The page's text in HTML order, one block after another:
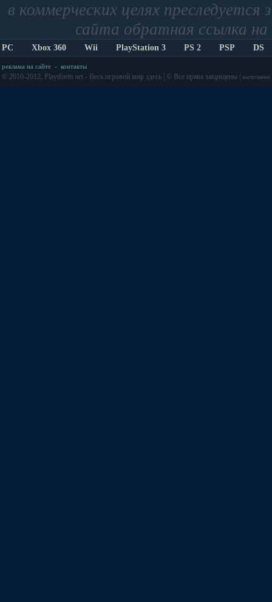
в коммерческих целях
сайта обратная ссылка
PC Xbox 360 Wii PlayStation 3 PS 2 PSP DS
реклама на сайте - контакты
© 2010-2012, Playtform.net - Весь игровой мир здесь | © Все права защищены | выполнено